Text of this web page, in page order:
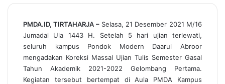
PMDA.ID, TIRTAHARJA –Selasa, 21 Desember 2021 M/16
Jumadal Ula 1443 H. Setelah 5 hari ujian terlewati,
seluruh kampus Pondok Modern Daarul Abroor
mengadakan Koreksi Massal Ujian Tulis Semester Gasal
Tahun Akademik 2021-2022 Gelombang Pertama.
Kegiatan tersebut bertempat di Aula PMDA Kampus